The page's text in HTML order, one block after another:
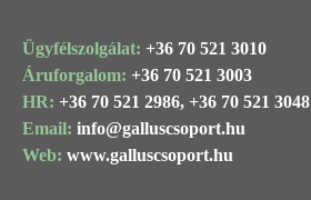
Ügyfélszolgálat: +36 70 521 3010
Áruforgalom: +36 70 521 3003
HR: +36 70 521 2986, +36 70 521 3048
Email: info@galluscsoport.hu
Web: www.galluscsoport.hu